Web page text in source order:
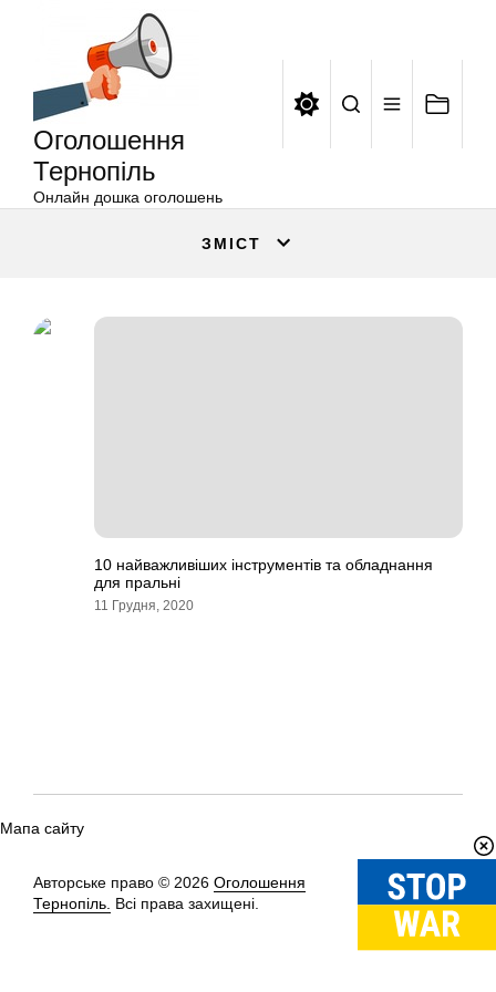
Оголошення
Тернопіль
Онлайн дошка оголошень
ЗМІСТ
10 найважливіших інструментів та обладнання
для пральні
11 Грудня, 2020
Мапа сайту
Авторське право © 2026 Оголошення
Тернопіль. Всі права захищені.
Вгору↑